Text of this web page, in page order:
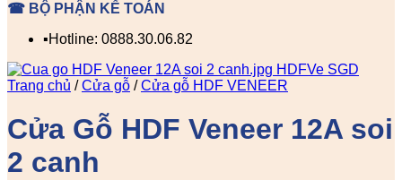
☎ BỘ PHẬN KẾ TOÁN
▪️Hotline: 0888.30.06.82
Trang chủ / Cửa gỗ / Cửa gỗ HDF VENEER
Cửa Gỗ HDF Veneer 12A soi
2 canh